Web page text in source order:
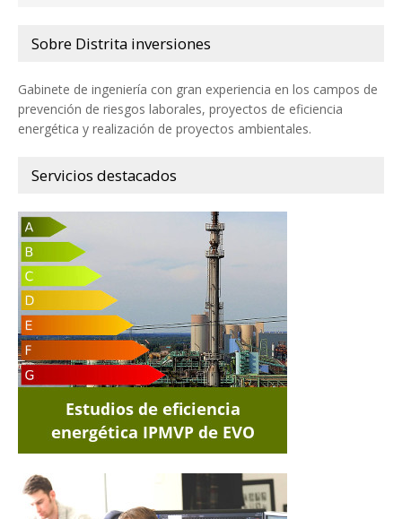
Sobre Distrita inversiones
Gabinete de ingeniería con gran experiencia en los campos de
prevención de riesgos laborales, proyectos de eficiencia
energética y realización de proyectos ambientales.
Servicios destacados